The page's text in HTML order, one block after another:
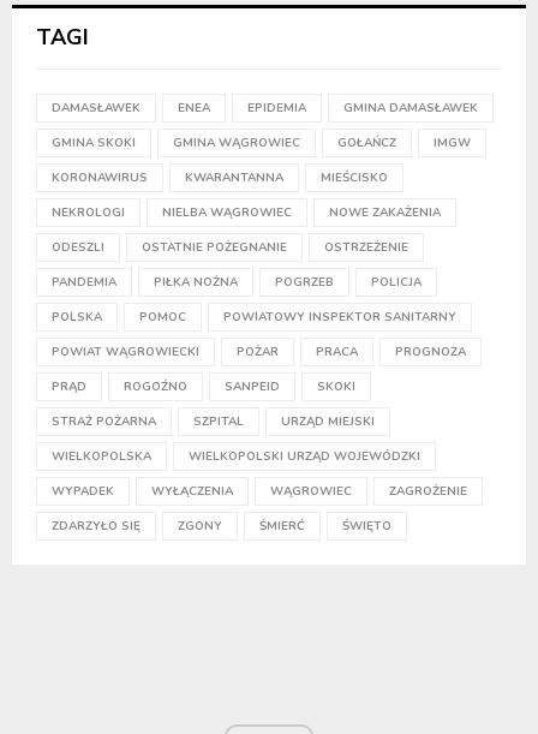
TAGI
DAMASŁAWEK ENEA EPIDEMIA GMINA DAMASŁAWEK
GMINA SKOKI GMINA WĄGROWIEC GOŁAŃCZ IMGW
KORONAWIRUS KWARANTANNA MIEŚCISKO
NEKROLOGI NIELBA WĄGROWIEC NOWE ZAKAŻENIA
ODESZLI OSTATNIE POŻEGNANIE OSTRZEŻENIE
PANDEMIA PIŁKA NOŻNA POGRZEB POLICJA
POLSKA POMOC POWIATOWY INSPEKTOR SANITARNY
POWIAT WĄGROWIECKI POŻAR PRACA PROGNOZA
PRĄD ROGOŹNO SANPEID SKOKI
STRAŻ POŻARNA SZPITAL URZĄD MIEJSKI
WIELKOPOLSKA WIELKOPOLSKI URZĄD WOJEWÓDZKI
WYPADEK WYŁĄCZENIA WĄGROWIEC ZAGROŻENIE
ZDARZYŁO SIĘ ZGONY ŚMIERĆ ŚWIĘTO